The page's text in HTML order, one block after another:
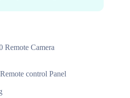
Remote Camera
control Panel